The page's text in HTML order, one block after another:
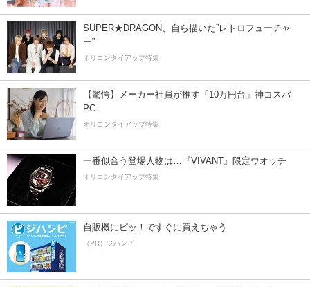
SUPER★DRAGON、自ら描いた”レトロフューチャ
ー”
オリコンタイアップ特集
【驚愕】メーカー社員が推す「10万円台」神コスパ
PC
オリコンタイアップ特集
一番似合う登場人物は…『VIVANT』限定ウオッチ
オリコンタイアップ特集
自販機にピッ！ですぐに買えちゃう
（PR）ジハンピ